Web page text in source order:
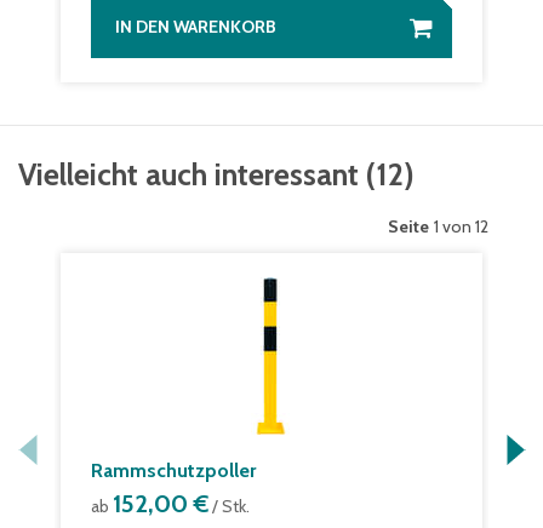
IN DEN WARENKORB
Vielleicht auch interessant (12)
Seite 1 von 12
Rammschutzpoller
ab 152,00 €/ Stk.